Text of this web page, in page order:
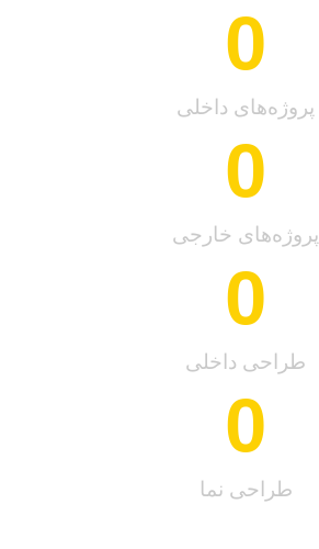
پروژه‌های داخلی
0
پروژه‌های خارجی
0
طراحی داخلی
0
طراحی نما
0